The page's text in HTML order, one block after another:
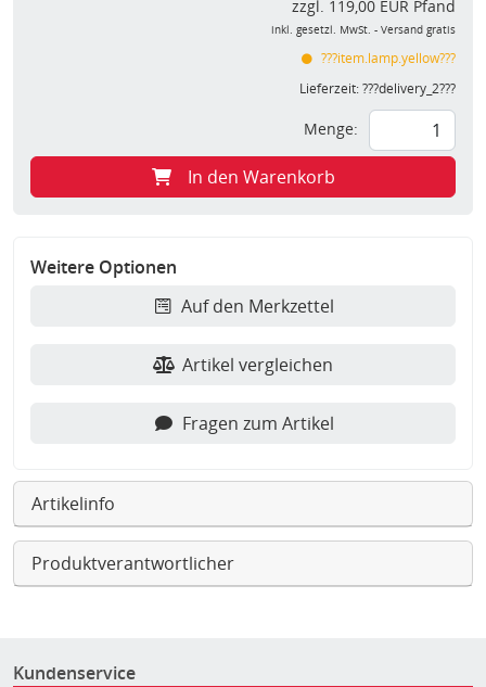
zzgl. 119,00 EUR Pfand
inkl. gesetzl. MwSt. - Versand gratis
???item.lamp.yellow???
Lieferzeit:???delivery_2???
Menge:
In den Warenkorb
Weitere Optionen
Auf den Merkzettel
Artikel vergleichen
Fragen zum Artikel
Artikelinfo
Produktverantwortlicher
Kundenservice